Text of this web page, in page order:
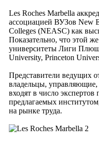
Les Roches Marbella
ассоциацией ВУЗов New
Colleges (NEASC) как
Показательно, что этой
университеты Лиги
University, Princeton
Представители ведущих
владельцы,
входят в число экспертов
предлагаемых
на рынке труда.